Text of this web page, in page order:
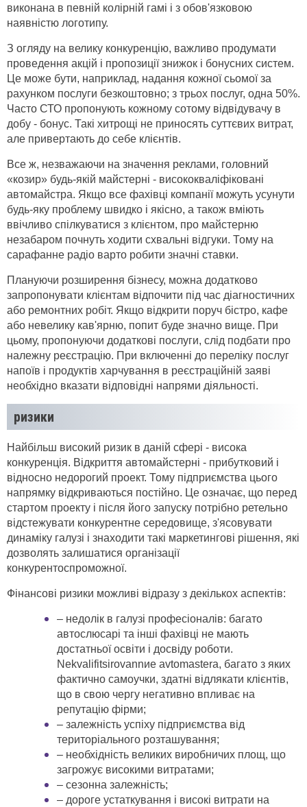
виконана в певній колірній гамі і з обов'язковою
наявністю логотипу.
З огляду на велику конкуренцію, важливо продумати
проведення акцій і пропозиції знижок і бонусних систем.
Це може бути, наприклад, надання кожної сьомої за
рахунком послуги безкоштовно; з трьох послуг, одна 50%.
Часто СТО пропонують кожному сотому відвідувачу в
добу - бонус. Такі хитрощі не приносять суттєвих витрат,
але привертають до себе клієнтів.
Все ж, незважаючи на значення реклами, головний
«козир» будь-якій майстерні - висококваліфіковані
автомайстра. Якщо все фахівці компанії можуть усунути
будь-яку проблему швидко і якісно, а також вміють
ввічливо спілкуватися з клієнтом, про майстерню
незабаром почнуть ходити схвальні відгуки. Тому на
сарафанне радіо варто робити значні ставки.
Плануючи розширення бізнесу, можна додатково
запропонувати клієнтам відпочити під час діагностичних
або ремонтних робіт. Якщо відкрити поруч бістро, кафе
або невелику кав'ярню, попит буде значно вище. При
цьому, пропонуючи додаткові послуги, слід подбати про
належну реєстрацію. При включенні до переліку послуг
напоїв і продуктів харчування в реєстраційній заяві
необхідно вказати відповідні напрями діяльності.
ризики
Найбільш високий ризик в даній сфері - висока
конкуренція. Відкриття автомайстерні - прибутковий і
відносно недорогий проект. Тому підприємства цього
напрямку відкриваються постійно. Це означає, що перед
стартом проекту і після його запуску потрібно ретельно
відстежувати конкурентне середовище, з'ясовувати
динаміку галузі і знаходити такі маркетингові рішення, які
дозволять залишатися організації
конкурентоспроможної.
Фінансові ризики можливі відразу з декількох аспектів:
– недолік в галузі професіоналів: багато
автослюсарі та інші фахівці не мають
достатньої освіти і досвіду роботи.
Nekvalifitsirovannиe avtomastera, багато з яких
фактично самоучки, здатні відлякати клієнтів,
що в свою чергу негативно впливає на
репутацію фірми;
– залежність успіху підприємства від
територіального розташування;
– необхідність великих виробничих площ, що
загрожує високими витратами;
– сезонна залежність;
– дороге устаткування і високі витрати на